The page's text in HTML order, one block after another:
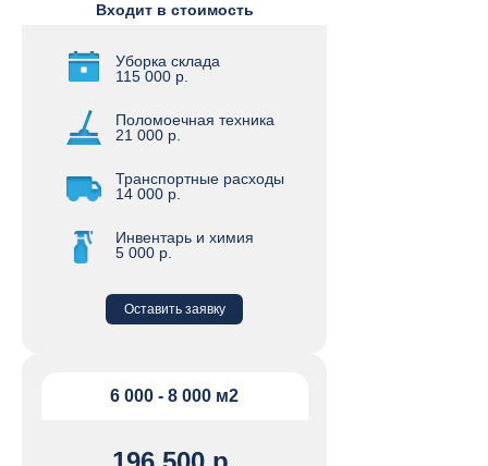
Входит в стоимость
Уборка склада
115 000 р.
Транспортные расходы
14 000 р.
Инвентарь и химия
5 000 р.
Оставить заявку
Поломоечная техника
21 000 р.
6 000 - 8 000 м2